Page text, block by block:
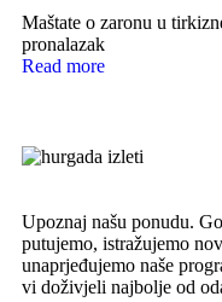
Maštate o zaronu u
pronalazak
Read more
Upoznaj našu ponudu.
putujemo, istražujemo
unaprjeđujemo naše
vi doživjeli najbolje od